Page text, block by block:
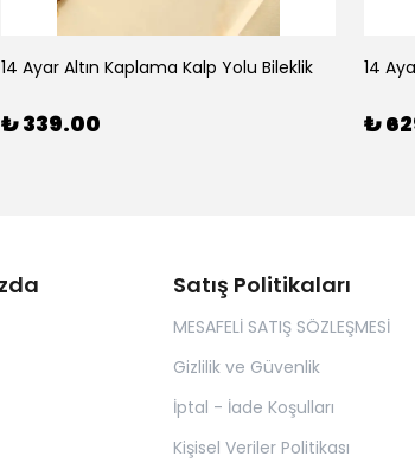
14 Ayar Altın Kaplama Kalp Yolu Bileklik
₺ 339.00
14
₺
Satış Politikaları
MESAFELİ SATIŞ SÖZLEŞMESİ
Gizlilik ve Güvenlik
İptal - İade Koşulları
Kişisel Veriler Politikası